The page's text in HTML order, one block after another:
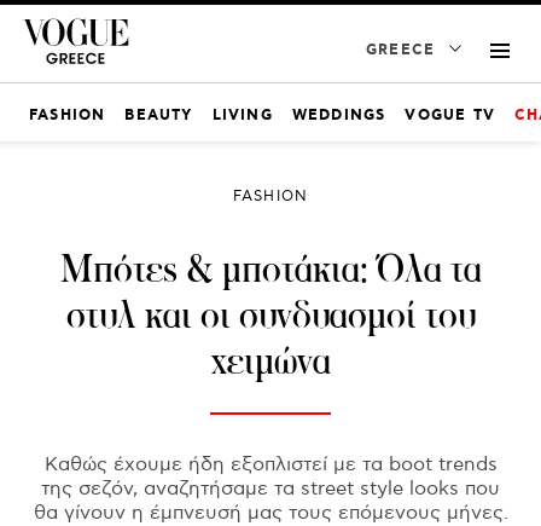
GREECE
FASHION BEAUTY LIVING WEDDINGS VOGUE TV
FASHION
Μπότες & μποτάκια: Όλα τα
στυλ και οι συνδυασμοί του
χειμώνα
Καθώς έχουμε ήδη εξοπλιστεί με τα boot trends
της σεζόν, αναζητήσαμε τα street style looks που
θα γίνουν η έμπνευσή μας τους επόμενους μήνες.